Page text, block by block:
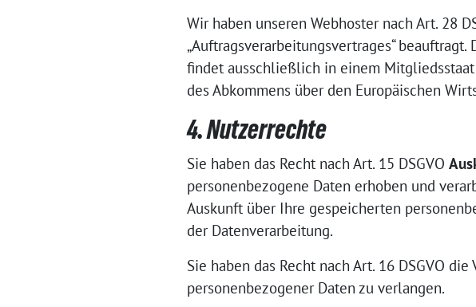
Wir haben unseren Webhoster nach Art. 28
„Auftragsverarbeitungsvertrages“
findet ausschließlich in einem
des Abkommens über den Europäischen
4. Nutzerrechte
Sie haben das Recht nach Art. 15 DSGVO
personenbezogene Daten erhoben und
Auskunft über Ihre gespeicherten
der Datenverarbeitung.
Sie haben das Recht nach Art. 16 DSGVO
personenbezogener Daten zu verlangen.